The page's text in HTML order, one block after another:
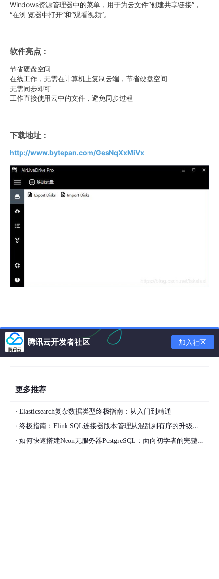
Windows资源管理器中的菜单，用于为云文件“创建共享链接”，
“在浏 览器中打开”和“观看视频”。
软件亮点：
节省硬盘空间
在线工作，无需在计算机上复制云端，节省硬盘空间
无需同步即可
工作直接使用云中的文件，避免同步过程
下载地址：
http://www.bytepan.com/GesNqXxMiVx
腾讯云开发者社区 加入社区
更多推荐
· Elasticsearch复杂数据类型终极指南：从入门到精通
· 终极指南：Flink SQL连接器版本管理从混乱到有序的升级之路
· 如何快速搭建Neon无服务器PostgreSQL：面向初学者的完整指南